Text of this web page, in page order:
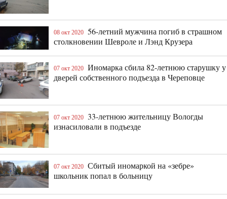
08 окт 2020 56-летний мужчина погиб в страшном
столкновении Шевроле и Лэнд Крузера
07 окт 2020 Иномарка сбила 82-летнюю старушку у
дверей собственного подъезда в Череповце
07 окт 2020
33-летнюю жительницу Вологды
изнасиловали в подъезде
07 окт 2020 Сбитый иномаркой на «зебре»
школьник попал в больницу